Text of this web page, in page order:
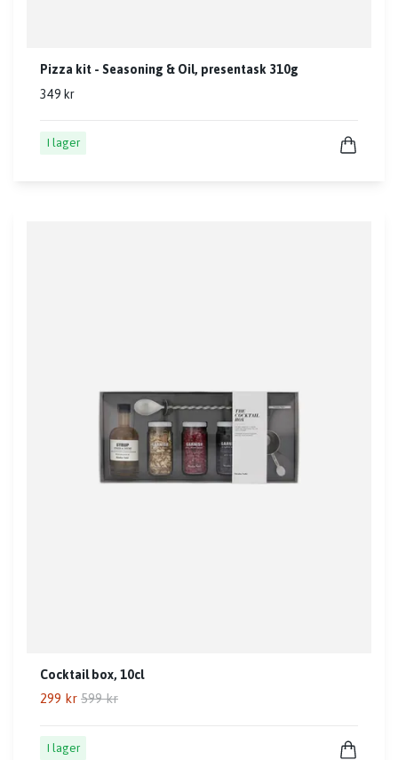
Pizza kit - Seasoning & Oil, presentask 310g
349 kr
I lager
Cocktail box, 10cl
299 kr 599 kr
I lager